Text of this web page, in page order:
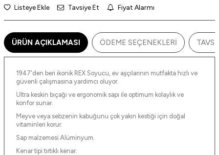
Listeye Ekle Tavsiye Et Fiyat Alarmı
ÜRÜN AÇIKLAMASI ÖDEME SEÇENEKLERI
1947'den beri ikonik REX Soyucu, ev aşçılarının mutfakta hızlı ve
güvenli çalışmasına yardımcı oluyor.
Ultra keskin bıçağı ve ergonomik sapı ile optimum kolaylık ve
konfor sunar.
Meyve veya sebzenin kabuğunu çok yakın kestiği için doğal
vitaminleri korur.
Sap malzemesi Alüminyum.
Kenar tipi tırtıklı kenar.